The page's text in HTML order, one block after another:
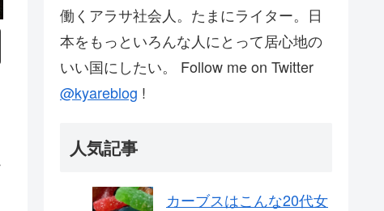
働くアラサ社会人。たまにライター。日
本をもっといろんな人にとって居心地の
いい国にしたい。 Follow me on Twitter
@kyareblog !
人気記事
カーブスはこんな20代女